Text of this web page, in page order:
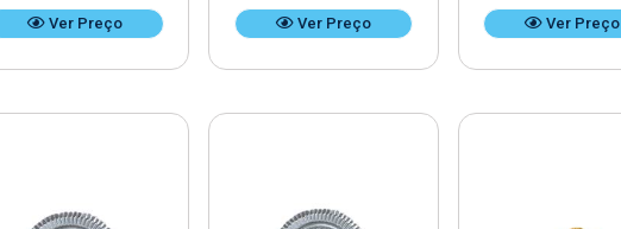
Ver Preço Ver Preço Ver Preço